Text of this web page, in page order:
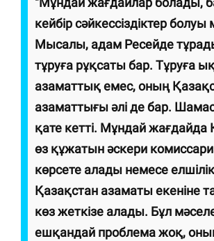
кейбір сәйкессіздіктер болуы
Мысалы, адам Ресейде
тұруға рұқсаты бар. Тұруға
азаматтық емес, оның
азаматтығы әлі де бар.
қате кетті. Мұндай
өз құжатын әскери
көрсете алады немесе
Қазақстан азаматы екеніне
көз жеткізе алады. Бұл
ешқандай проблема жоқ,